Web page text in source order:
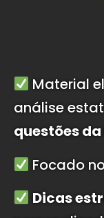
Material
análise
questões
Focado
Dicas